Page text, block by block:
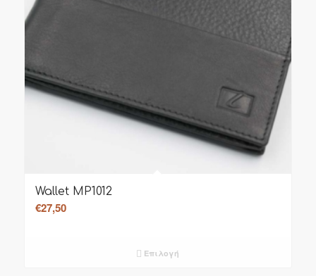
Wallet MP1012
€27,50
Επιλογή